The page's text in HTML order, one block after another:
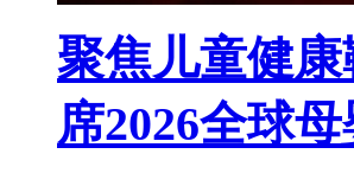
聚焦儿童健
席2026全球